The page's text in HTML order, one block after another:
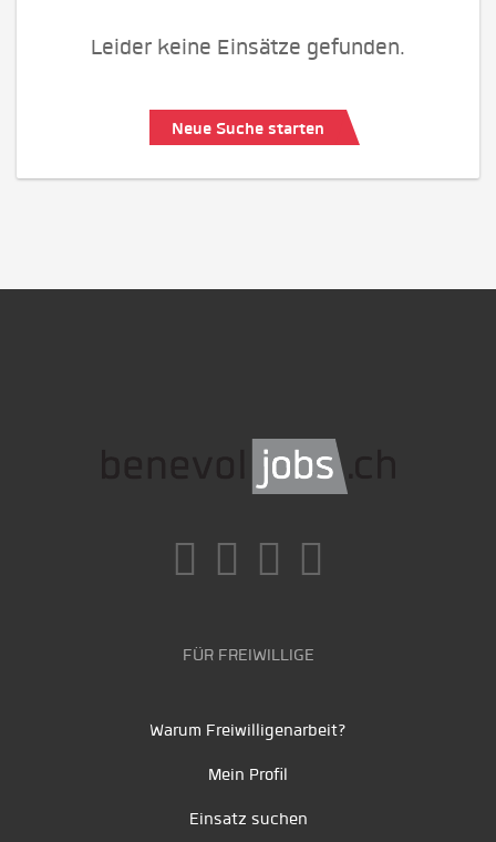
Leider keine Einsätze gefunden.
Neue Suche starten
FÜR FREIWILLIGE
Warum Freiwilligenarbeit?
Mein Profil
Einsatz suchen